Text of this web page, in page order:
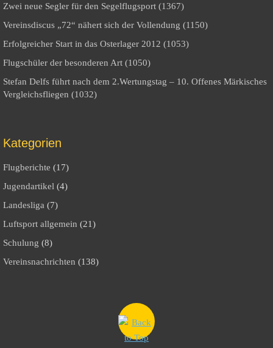
Zwei neue Segler für den Segelflugsport (1367)
Vereinsdiscus „72“ nähert sich der Vollendung (1150)
Erfolgreicher Start in das Osterlager 2012 (1053)
Flugschüler der besonderen Art (1050)
Stefan Delfs führt nach dem 2.Wertungstag – 10. Offenes Märkisches
Vergleichsfliegen (1032)
Kategorien
Flugberichte (17)
Jugendartikel (4)
Landesliga (7)
Luftsport allgemein (21)
Schulung (8)
Vereinsnachrichten (138)